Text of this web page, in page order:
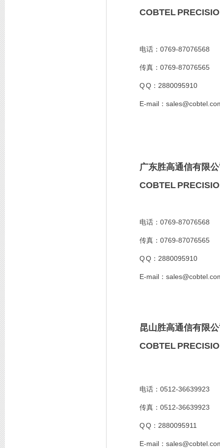
COBTEL
电话： 0769-87076568
传真： 0769-87076565
Q Q ： 2880095910
E-mail ：
广东胜高通信有限
COBTEL
电话： 0769-87076568
传真： 0769-87076565
Q Q ： 2880095910
E-mail ：
昆山胜高通信有限
COBTEL
电话： 0512-36639923
传真： 0512-36639923
Q Q ： 2880095911
E-mail ：